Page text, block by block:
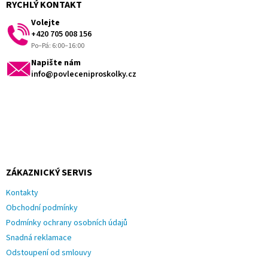
RYCHLÝ KONTAKT
Volejte
+420 705 008 156
Po–Pá: 6:00–16:00
Napište nám
info@povleceniproskolky.cz
ZÁKAZNICKÝ SERVIS
Kontakty
Obchodní podmínky
Podmínky ochrany osobních údajů
Snadná reklamace
Odstoupení od smlouvy